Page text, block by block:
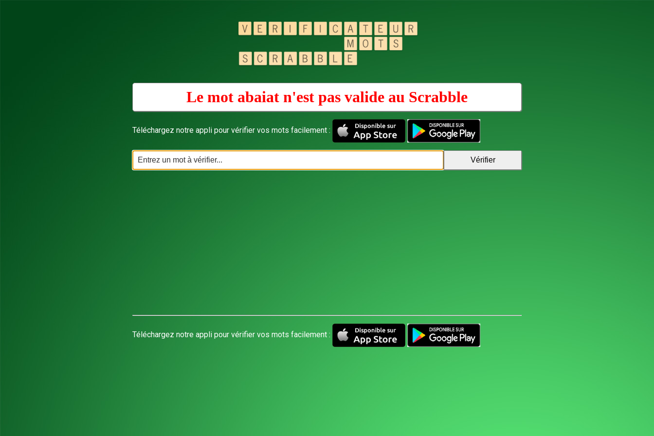
Le mot abaiat n'est pas valide au Scrabble
Téléchargez notre appli pour vérifier vos mots facilement :
Téléchargez notre appli pour vérifier vos mots facilement :